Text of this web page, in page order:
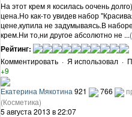
На этот крем я косилась оочень
цена.Но как-то увидев набор
цене,купила не задумываясь.В
крем.Ни то,ни другое абсолютно не ...
Рейтинг:
Комментировать · Я использовал ·
+9
Екатерина Мякотина 921 766
(Косметика)
5 августа 2013 в 22:07